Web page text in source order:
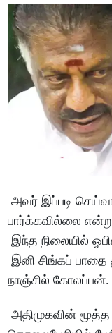
அவர் இப்படி
பார்க்கவில்லை என்று
இந்த நிலையில்
இனி சிங்கப்
நாஞ்சில் கோலப்பன்.
அதிமுகவின்